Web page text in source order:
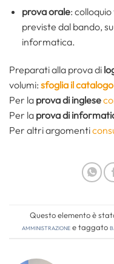
prova orale:
previste dal bando,
informatica.
Preparati alla prova di
volumi: sfoglia il catalogo
Per la prova di inglese
Per la prova di
Per altri argomenti
Questo elemento è
amministrazionee taggato